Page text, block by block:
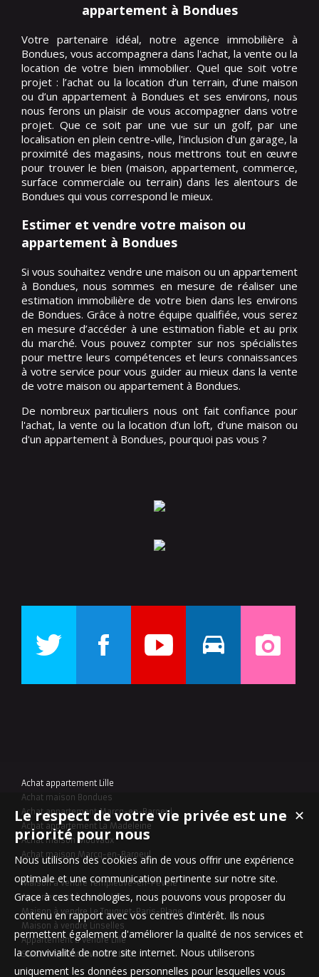
appartement à Bondues
Votre partenaire idéal, notre agence immobilière à
Bondues, vous accompagnera dans l'achat, la vente ou la
location de votre bien immobilier. Quel que soit votre
projet : l’achat ou la location d’un terrain, d’une maison
ou d’un appartement à Bondues et ses environs, nous
nous ferons un plaisir de vous accompagner dans votre
projet. Que ce soit par une vue sur un golf, par une
localisation en plein centre-ville, l'inclusion d'un garage, la
proximité des magasins, nous mettrons tout en œuvre
pour trouver le bien (maison, appartement, commerce,
surface commerciale ou terrain) dans les alentours de
Bondues qui vous correspond le mieux.
Estimer et vendre votre maison ou
appartement à Bondues
Si vous souhaitez vendre une maison ou un appartement
à Bondues, nous sommes en mesure de réaliser une
estimation immobilière de votre bien dans les environs
de Bondues. Grâce à notre équipe qualifiée, vous serez
en mesure d’accéder à une estimation fiable et au prix
du marché. Vous pouvez compter sur nos spécialistes
pour mettre leurs compétences et leurs connaissances
à votre service pour vous guider au mieux dans la vente
de votre maison ou appartement à Bondues.
De nombreux particuliers nous ont fait confiance pour
l'achat, la vente ou la location d’un loft, d’une maison ou
d'un appartement à Bondues, pourquoi pas vous ?
Achat appartement Lille
Achat maison Bondues
Achat appartement Marcq-en-Baroeul
Achat appartement La Madeleine
Achat maison Mouvaux
Achat maison Marcq-en-Baroeul
Maison à vendre Templeuve-en-Pévèle
Appartement à vendre Lille
Maison à vendre Le Touquet-Paris-Plage
Maison à vendre Linselles
Appartement à vendre Lille
Stationnement à vendre Lille
✕
Le respect de votre vie privée est une
priorité pour nous
Nous utilisons des cookies afin de vous offrir une expérience
optimale et une communication pertinente sur notre site.
Grace à ces technologies, nous pouvons vous proposer du
contenu en rapport avec vos centres d'intérêt. Ils nous
permettent également d'améliorer la qualité de nos services et
la convivialité de notre site internet. Nous utiliserons
uniquement les données personnelles pour lesquelles vous